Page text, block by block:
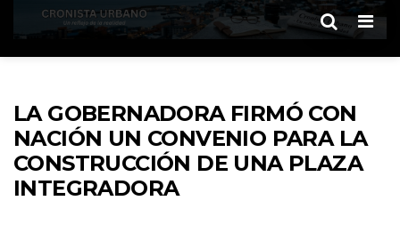
LA GOBERNADORA FIRMÓ CON
NACIÓN UN CONVENIO PARA LA
CONSTRUCCIÓN DE UNA PLAZA
INTEGRADORA